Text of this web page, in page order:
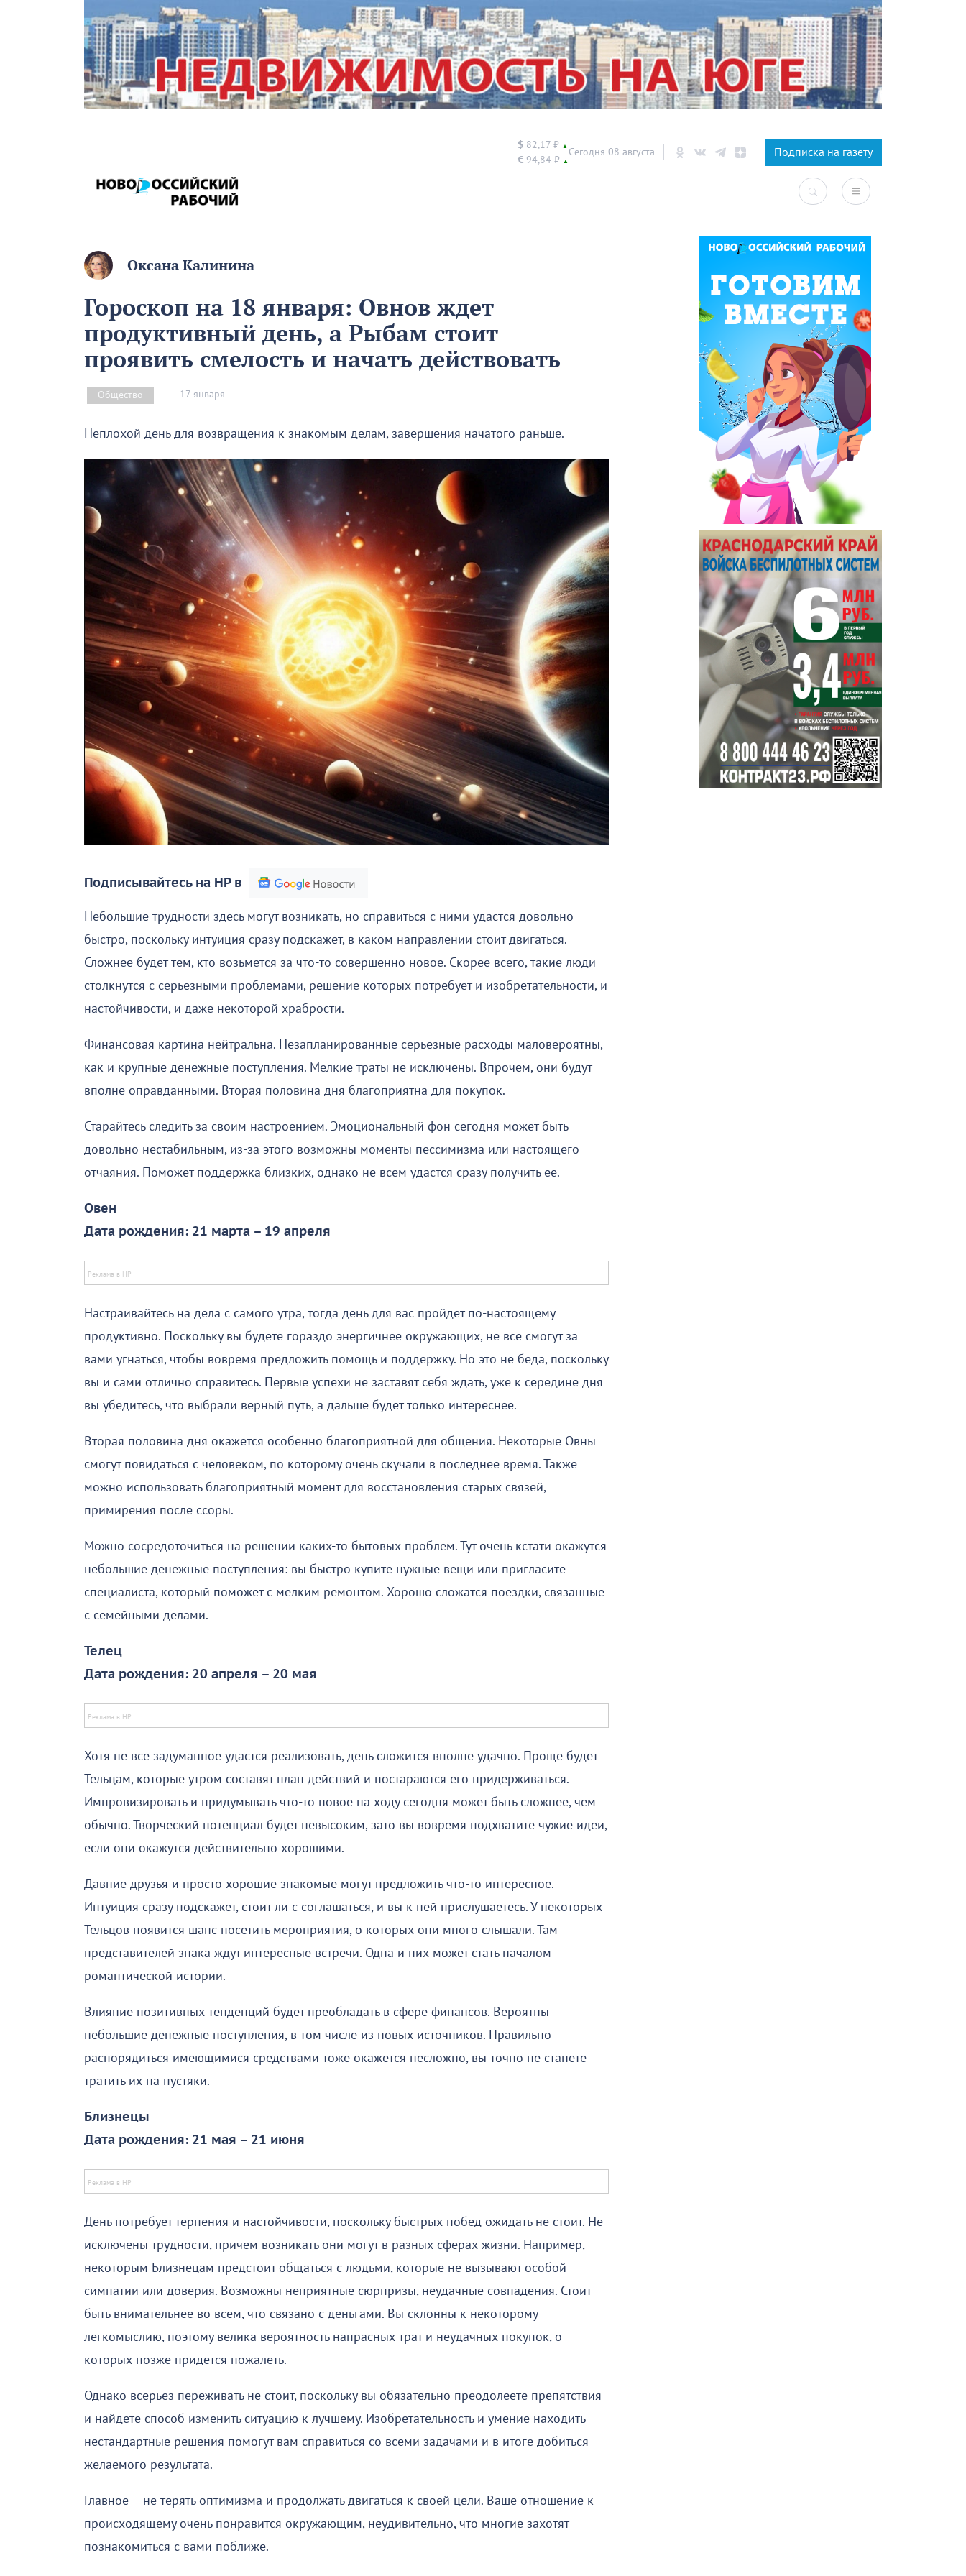
$ 82,17 ₽ ▲
€ 94,84 ₽ ▲
Сегодня 08 августа Подписка на газету
Оксана Калинина
Гороскоп на 18 января: Овнов ждет
продуктивный день, а Рыбам стоит
проявить смелость и начать действовать
Общество 17 января
Неплохой день для возвращения к знакомым делам, завершения начатого раньше.
Подписывайтесь на НР в
Небольшие трудности здесь могут возникать, но справиться с ними удастся довольно
быстро, поскольку интуиция сразу подскажет, в каком направлении стоит двигаться.
Сложнее будет тем, кто возьмется за что-то совершенно новое. Скорее всего, такие люди
столкнутся с серьезными проблемами, решение которых потребует и изобретательности, и
настойчивости, и даже некоторой храбрости.
Финансовая картина нейтральна. Незапланированные серьезные расходы маловероятны,
как и крупные денежные поступления. Мелкие траты не исключены. Впрочем, они будут
вполне оправданными. Вторая половина дня благоприятна для покупок.
Старайтесь следить за своим настроением. Эмоциональный фон сегодня может быть
довольно нестабильным, из-за этого возможны моменты пессимизма или настоящего
отчаяния. Поможет поддержка близких, однако не всем удастся сразу получить ее.
Овен
Дата рождения: 21 марта – 19 апреля
Настраивайтесь на дела с самого утра, тогда день для вас пройдет по-настоящему
продуктивно. Поскольку вы будете гораздо энергичнее окружающих, не все смогут за
вами угнаться, чтобы вовремя предложить помощь и поддержку. Но это не беда, поскольку
вы и сами отлично справитесь. Первые успехи не заставят себя ждать, уже к середине дня
вы убедитесь, что выбрали верный путь, а дальше будет только интереснее.
Вторая половина дня окажется особенно благоприятной для общения. Некоторые Овны
смогут повидаться с человеком, по которому очень скучали в последнее время. Также
можно использовать благоприятный момент для восстановления старых связей,
примирения после ссоры.
Можно сосредоточиться на решении каких-то бытовых проблем. Тут очень кстати окажутся
небольшие денежные поступления: вы быстро купите нужные вещи или пригласите
специалиста, который поможет с мелким ремонтом. Хорошо сложатся поездки, связанные
с семейными делами.
Телец
Дата рождения: 20 апреля – 20 мая
Хотя не все задуманное удастся реализовать, день сложится вполне удачно. Проще будет
Тельцам, которые утром составят план действий и постараются его придерживаться.
Импровизировать и придумывать что-то новое на ходу сегодня может быть сложнее, чем
обычно. Творческий потенциал будет невысоким, зато вы вовремя подхватите чужие идеи,
если они окажутся действительно хорошими.
Давние друзья и просто хорошие знакомые могут предложить что-то интересное.
Интуиция сразу подскажет, стоит ли с соглашаться, и вы к ней прислушаетесь. У некоторых
Тельцов появится шанс посетить мероприятия, о которых они много слышали. Там
представителей знака ждут интересные встречи. Одна и них может стать началом
романтической истории.
Влияние позитивных тенденций будет преобладать в сфере финансов. Вероятны
небольшие денежные поступления, в том числе из новых источников. Правильно
распорядиться имеющимися средствами тоже окажется несложно, вы точно не станете
тратить их на пустяки.
Близнецы
Дата рождения: 21 мая – 21 июня
День потребует терпения и настойчивости, поскольку быстрых побед ожидать не стоит. Не
исключены трудности, причем возникать они могут в разных сферах жизни. Например,
некоторым Близнецам предстоит общаться с людьми, которые не вызывают особой
симпатии или доверия. Возможны неприятные сюрпризы, неудачные совпадения. Стоит
быть внимательнее во всем, что связано с деньгами. Вы склонны к некоторому
легкомыслию, поэтому велика вероятность напрасных трат и неудачных покупок, о
которых позже придется пожалеть.
Однако всерьез переживать не стоит, поскольку вы обязательно преодолеете препятствия
и найдете способ изменить ситуацию к лучшему. Изобретательность и умение находить
нестандартные решения помогут вам справиться со всеми задачами и в итоге добиться
желаемого результата.
Главное – не терять оптимизма и продолжать двигаться к своей цели. Ваше отношение к
происходящему очень понравится окружающим, неудивительно, что многие захотят
познакомиться с вами поближе.